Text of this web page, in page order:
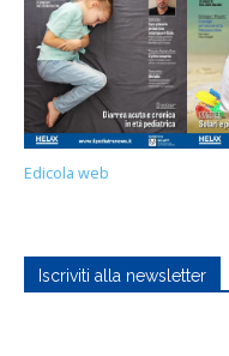
Edicola web
Iscriviti alla newsletter